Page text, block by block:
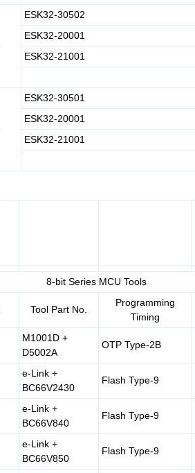
ESK32-30502
ESK32-20001
ESK32-21001
ESK32-30501
ESK32-20001
ESK32-21001
8-bit Series MCU Tools
Tool Part No.
Programming
Timing
M1001D +
D5002A
OTP Type-2B
e-Link +
BC66V2430
Flash Type-9
e-Link +
BC66V840
Flash Type-9
e-Link +
BC66V850
Flash Type-9